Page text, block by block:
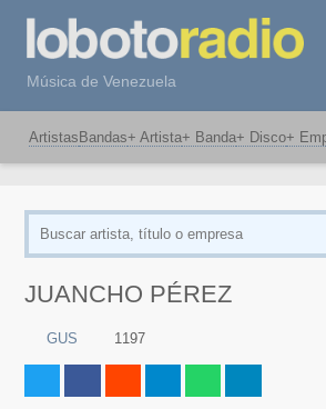
Música de Venezuela
Artistas Bandas+ Artista+ Banda+ Disco+
JUANCHO PÉREZ
GUS 1197